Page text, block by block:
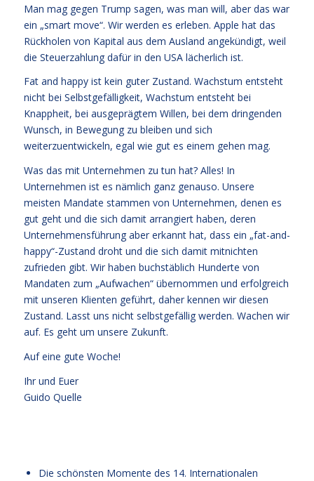
Man mag gegen Trump sagen, was man will, aber das war
ein „smart move“. Wir werden es erleben. Apple hat das
Rückholen von Kapital aus dem Ausland angekündigt, weil
die Steuerzahlung dafür in den USA lächerlich ist.
Fat and happy ist kein guter Zustand. Wachstum entsteht
nicht bei Selbstgefälligkeit, Wachstum entsteht bei
Knappheit, bei ausgeprägtem Willen, bei dem dringenden
Wunsch, in Bewegung zu bleiben und sich
weiterzuentwickeln, egal wie gut es einem gehen mag.
Was das mit Unternehmen zu tun hat? Alles! In
Unternehmen ist es nämlich ganz genauso. Unsere
meisten Mandate stammen von Unternehmen, denen es
gut geht und die sich damit arrangiert haben, deren
Unternehmensführung aber erkannt hat, dass ein „fat-and-
happy“-Zustand droht und die sich damit mitnichten
zufrieden gibt. Wir haben buchstäblich Hunderte von
Mandaten zum „Aufwachen“ übernommen und erfolgreich
mit unseren Klienten geführt, daher kennen wir diesen
Zustand. Lasst uns nicht selbstgefällig werden. Wachen wir
auf. Es geht um unsere Zukunft.
Auf eine gute Woche!
Ihr und Euer
Guido Quelle
Die schönsten Momente des 14. Internationalen